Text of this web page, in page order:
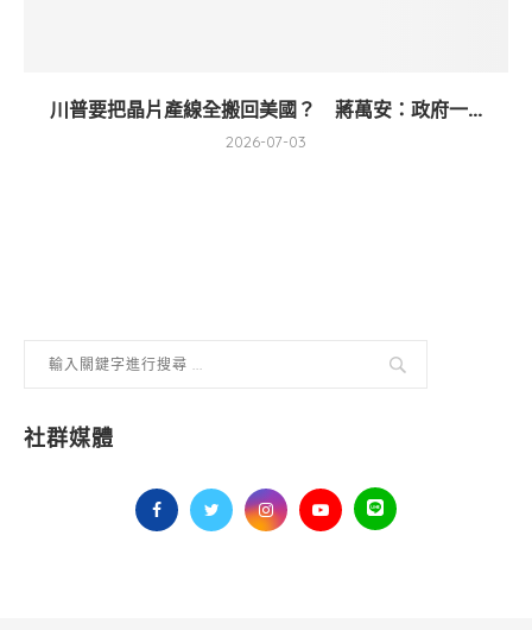
川普要把晶片產線全搬回美國？ 蔣萬安：政府一...
2026-07-03
社群媒體